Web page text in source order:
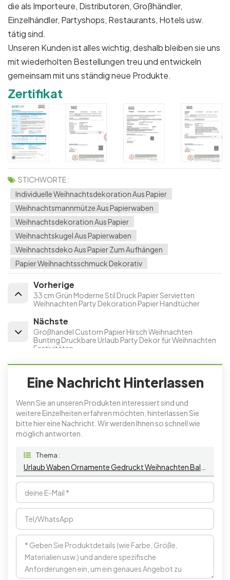
die als Importeure, Distributoren, Großhändler,
Einzelhändler, Partyshops, Restaurants, Hotels usw.
tätig sind.
Unseren Kunden ist alles wichtig, deshalb bleiben sie uns
mit wiederholten Bestellungen treu und entwickeln
gemeinsam mit uns ständig neue Produkte.
Zertifikat
STICHWORTE :
Individuelle Weihnachtsdekoration Aus Papier
Weihnachtsmannmütze Aus Papierwaben
Weihnachtsdekoration Aus Papier
Weihnachtskugel Aus Papierwaben
Weihnachtsdeko Aus Papier Zum Aufhängen
Papier Weihnachtsschmuck Dekorativ
Vorherige
33 cm Grün Moderne Stil Druck Papier Servietten
Weihnachten Party Dekoration Papier Handtücher
Nächste
Großhandel Custom Papier Hirsch Weihnachten
Bunting Druckbare Urlaub Party Dekor für Weihnachten
Festivitäten
Eine Nachricht Hinterlassen
Wenn Sie an unseren Produkten interessiert sind und
weitere Einzelheiten erfahren möchten, hinterlassen Sie
bitte hier eine Nachricht. Wir werden Ihnen so schnell wie
möglich antworten.
Thema :